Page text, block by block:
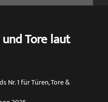
Tore laut
Nr. 1 für Türen, Tore &